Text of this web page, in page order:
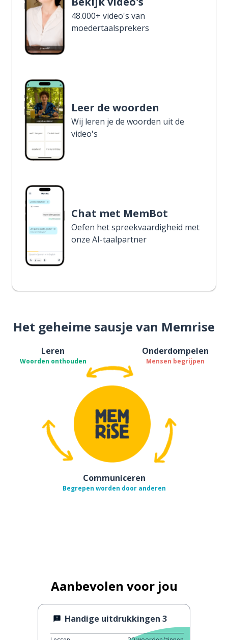
48.000+ video's van
moedertaalsprekers
Leer de woorden
Wij leren je de woorden uit de
video's
Chat met MemBot
Oefen het spreekvaardigheid met
onze AI-taalpartner
Het geheime sausje van Memrise
Leren
Woorden onthouden
Onderdompelen
Mensen begrijpen
Communiceren
Begrepen worden door anderen
Aanbevolen voor jou
Handige uitdrukkingen 3